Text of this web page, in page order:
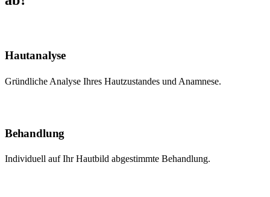
Hautanalyse
Gründliche Analyse Ihres Hautzustandes und Anamnese.
Behandlung
Individuell auf Ihr Hautbild abgestimmte Behandlung.